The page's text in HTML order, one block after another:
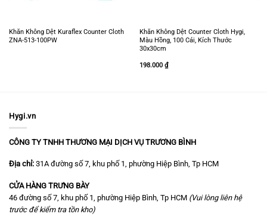
Khăn Không Dệt Kuraflex Counter Cloth
ZNA-513-100PW
Khăn Không Dệt Counter Cloth Hygi,
Màu Hồng, 100 Cái, Kích Thước
30x30cm
198.000 ₫
Hygi.vn
CÔNG TY TNHH THƯƠNG MẠI DỊCH VỤ TRƯƠNG BÌNH
Địa chỉ: 31A đường số 7, khu phố 1, phường Hiệp Bình, Tp HCM
CỬA HÀNG TRƯNG BÀY
46 đường số 7, khu phố 1, phường Hiệp Bình, Tp HCM (Vui lòng liên hệ
trước để kiểm tra tồn kho)